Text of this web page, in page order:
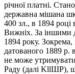
річної платні.
державна мiшана
400 зл., в 1894 році
Вижніх. За іншими
1894 року. Зокрема,
датованого 1889 р.
не може
Раду (далі KllШР),